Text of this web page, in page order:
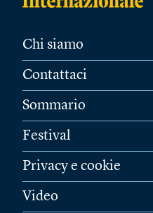
Chi siamo
Contattaci
Sommario
Festival
Privacy e cookie
Video